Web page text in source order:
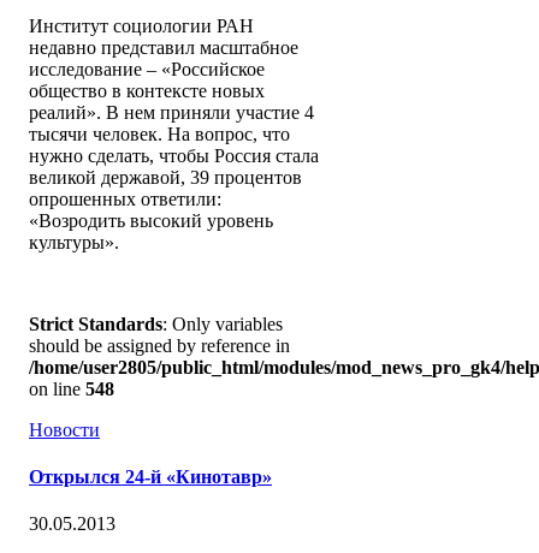
Институт социологии РАН
недавно представил масштабное
исследование – «Российское
общество в контексте новых
реалий». В нем приняли участие 4
тысячи человек. На вопрос, что
нужно сделать, чтобы Россия стала
великой державой, 39 процентов
опрошенных ответили:
«Возродить высокий уровень
культуры».
Strict Standards: Only variables
should be assigned by reference in
/home/user2805/public_html/modules/mod_news_pro_gk4/
on line 548
Новости
Открылся 24-й «Кинотавр»
30.05.2013